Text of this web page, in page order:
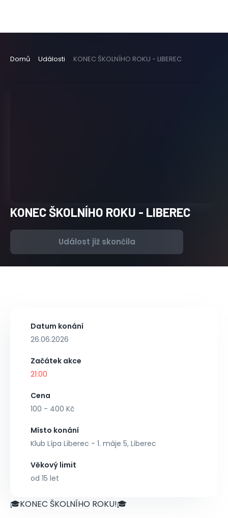
Domů Události KONEC ŠKOLNÍHO ROKU - LIBEREC
KONEC ŠKOLNÍHO ROKU - LIBEREC
Událost již skončila
Datum konání
26.06.2026
Začátek akce
21:00
Cena
100 - 400 Kč
Místo konání
Klub Lípa Liberec - 1. máje 5, Liberec
Věkový limit
od 15 let
🎓KONEC ŠKOLNÍHO ROKU!🎓